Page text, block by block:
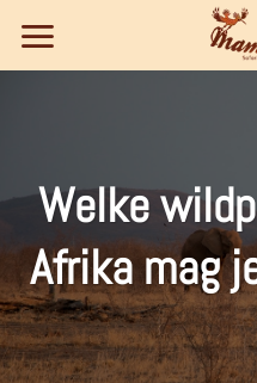
naar
inhoud
Welke
Afrika mag